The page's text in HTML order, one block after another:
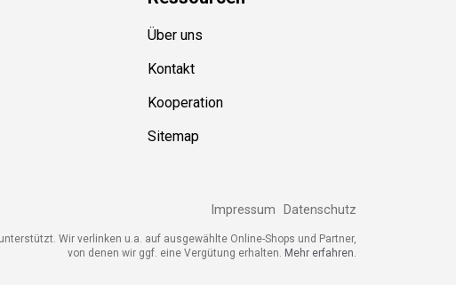
Wir verlinken u.a. auf ausgewählte Online-Shops und Partner,